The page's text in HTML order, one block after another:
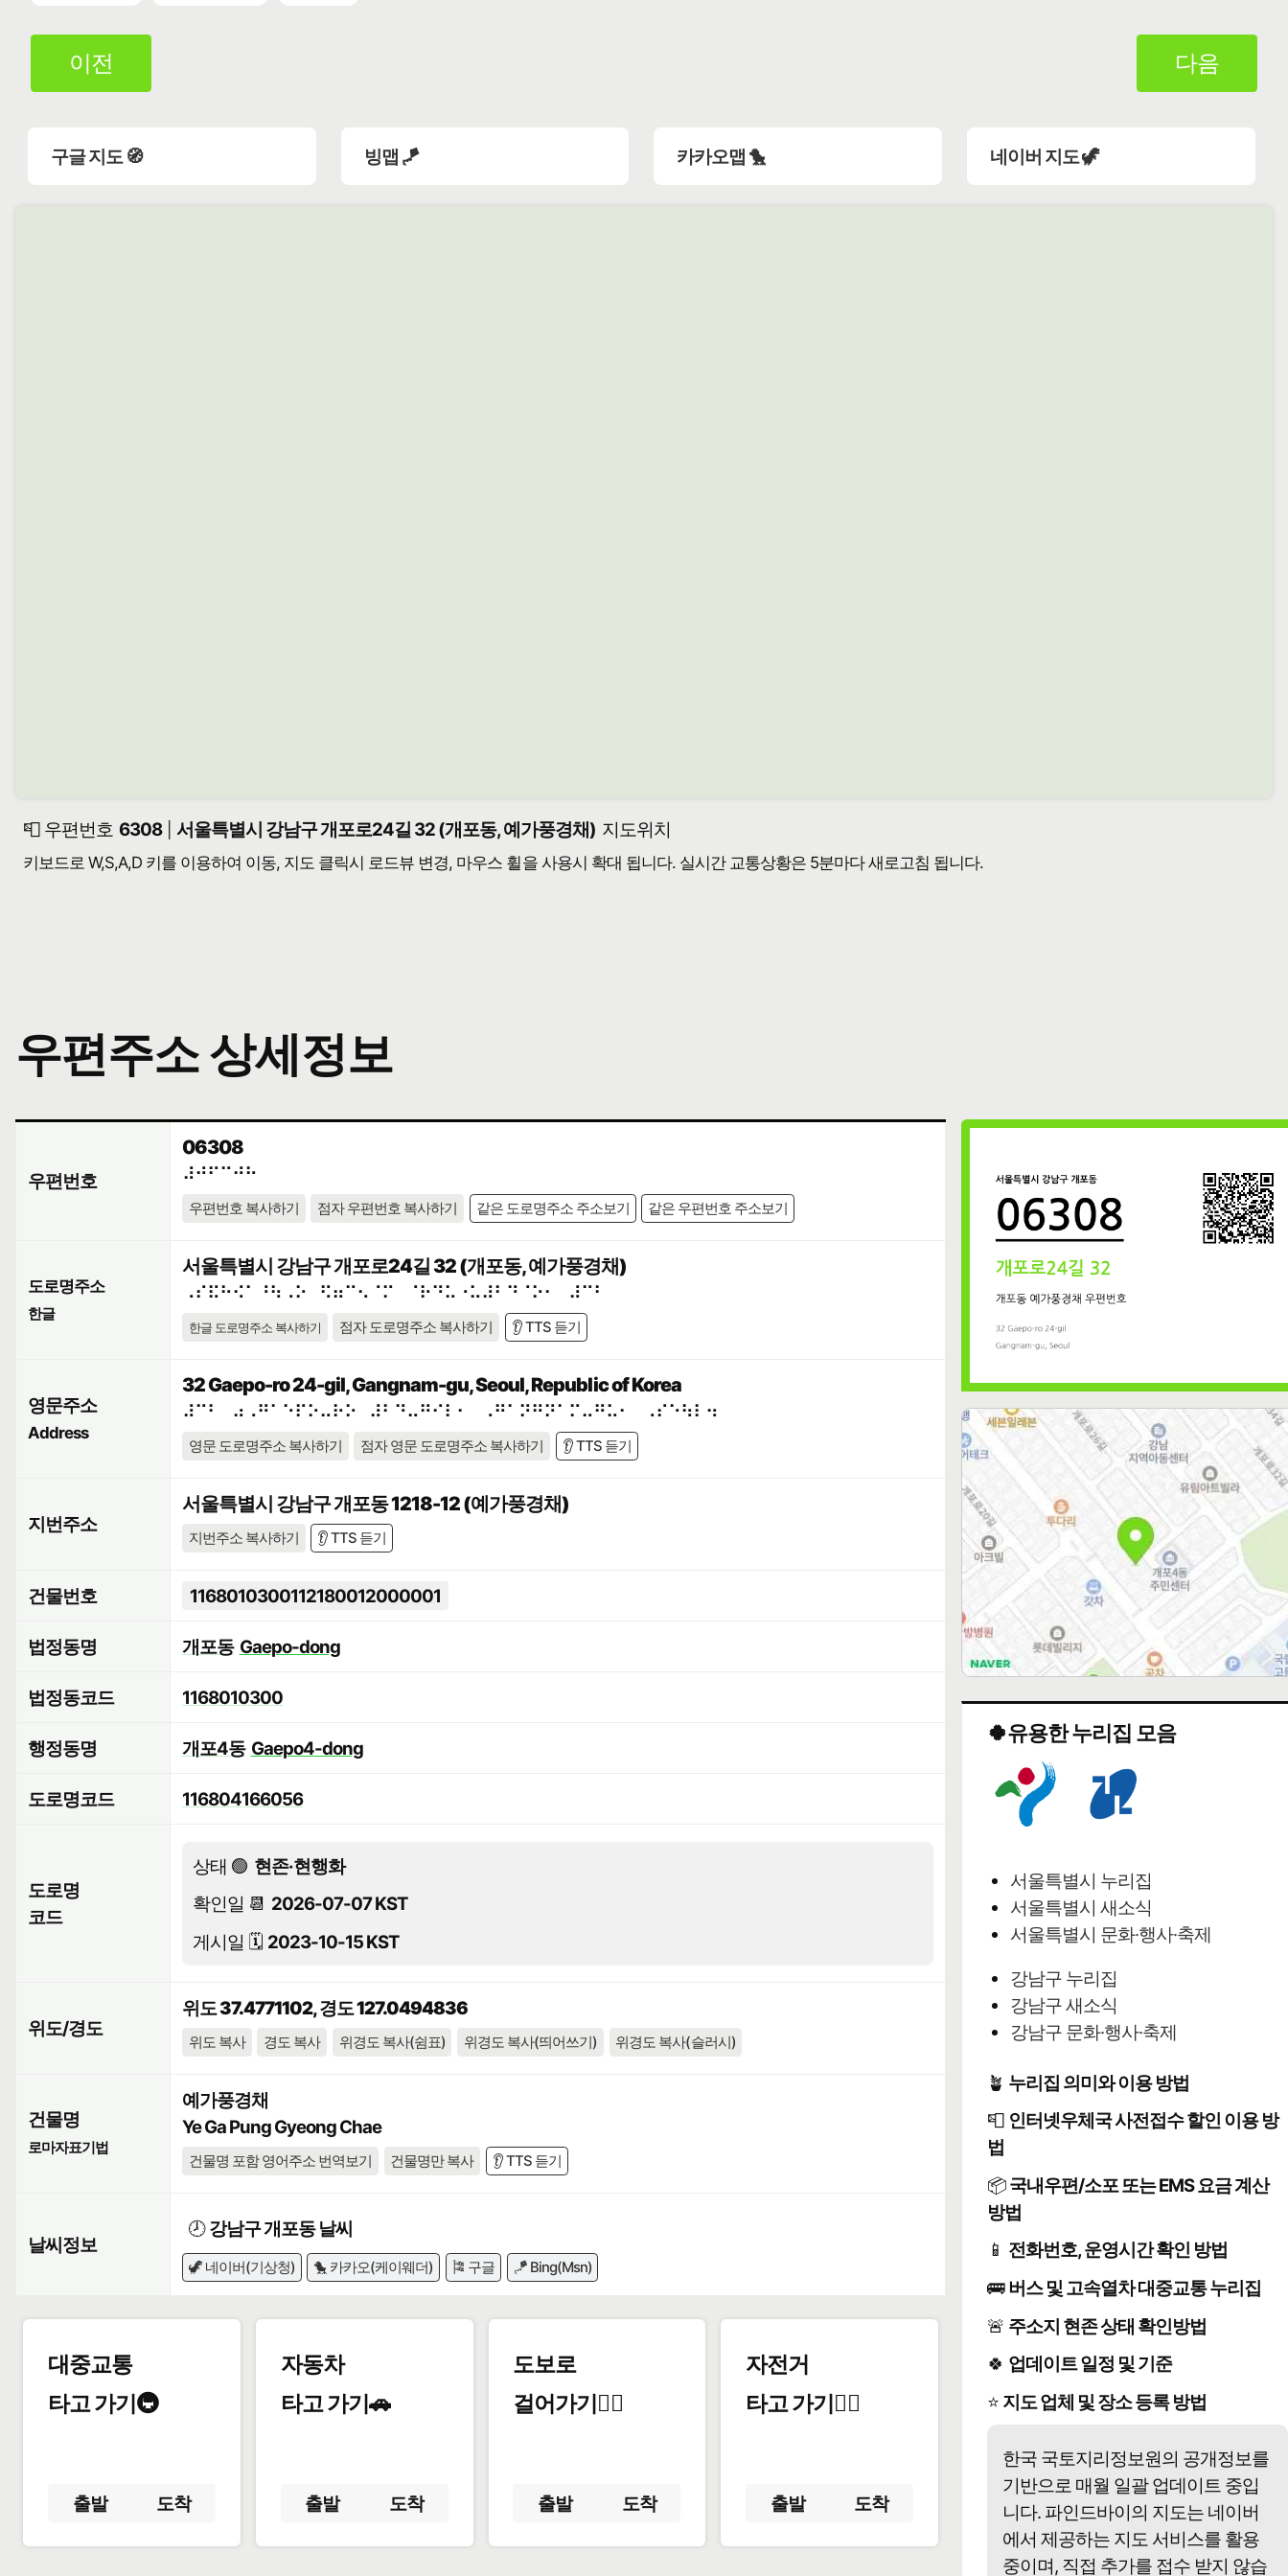
이전 다음
구글 지도 🧭 빙맵 🪁 카카오맵 🐤 네이버 지도 🦖
📮 우편번호 6308 서울특별시 강남구 개포로24길 32 (개포동, 예가풍경채) 지도위치
키보드로 W,S,A,D 키를 이용하여 이동, 지도 클릭시 로드뷰 변경, 마우스 휠을 사용시 확대 됩니다. 실시간 교통상황은 5분마다 새로고침 됩니다.
우편주소 상세정보
우편번호
06308
⠼⠚⠋⠉⠚⠓
우편번호 복사하기 점자 우편번호 복사하기 같은 도로명주소 주소보기 같은 우편번호 주소보기
도로명주소
한글
서울특별시 강남구 개포로24길 32 (개포동, 예가풍경채)
⠠⠎⠯⠓⠪⠁⠘⠳⠠⠕⠀⠫⠶⠉⠢⠈⠍⠀⠈⠗⠙⠥⠐⠥⠼⠃⠙⠈⠕⠂⠀⠼⠉⠃
한글 도로명주소 복사하기 점자 도로명주소 복사하기 👂 TTS 듣기
영문주소
Address
32 Gaepo-ro 24-gil, Gangnam-gu, Seoul, Republic of Korea
⠼⠉⠃⠀⠴⠠⠛⠁⠑⠏⠕⠤⠗⠕⠀⠼⠃⠙⠤⠛⠊⠇⠂⠀⠠⠛⠁⠝⠛⠝⠁⠍⠤⠛⠥⠂⠀⠠⠎⠑⠳⠇⠲
영문 도로명주소 복사하기 점자 영문 도로명주소 복사하기 👂 TTS 듣기
지번주소
서울특별시 강남구 개포동 1218-12 (예가풍경채)
지번주소 복사하기 👂 TTS 듣기
건물번호 1168010300112180012000001
법정동명 개포동 Gaepo-dong
법정동코드 1168010300
행정동명 개포4동 Gaepo4-dong
도로명코드 116804166056
도로명
코드
상태 🟢 현존·현행화
확인일 📆 2026-07-07 KST
게시일 🗓️ 2023-10-15 KST
위도/경도
위도 37.4771102, 경도 127.0494836
위도 복사 경도 복사 위경도 복사(쉼표) 위경도 복사(띄어쓰기) 위경도 복사(슬러시)
건물명
로마자표기법
예가풍경채
Ye Ga Pung Gyeong Chae
건물명 포함 영어주소 번역보기 건물명만 복사 👂 TTS 듣기
날씨정보
🕗강남구 개포동 날씨
🦖 네이버(기상청) 🐤 카카오(케이웨더) 🎏 구글 🪁 Bing(Msn)
대중교통
타고 가기🚇
출발 도착
자동차
타고 가기🚗
출발 도착
도보로
걸어가기🚶‍♂️
출발 도착
자전거
타고 가기🚴‍♀️
출발 도착
🍀유용한 누리집 모음
서울특별시 누리집
서울특별시 새소식
서울특별시 문화·행사·축제
강남구 누리집
강남구 새소식
강남구 문화·행사·축제
🪴 누리집 의미와 이용 방법
📮 인터넷우체국 사전접수 할인 이용 방
법
📦국내우편/소포 또는 EMS 요금 계산
방법
📱 전화번호, 운영시간 확인 방법
🚌버스 및 고속열차 대중교통 누리집
🚨 주소지 현존 상태 확인방법
🍀 업데이트 일정 및 기준
⭐ 지도 업체 및 장소 등록 방법
한국 국토지리정보원의 공개정보를
기반으로 매월 일괄 업데이트 중입
니다. 파인드바이의 지도는 네이버
에서 제공하는 지도 서비스를 활용
중이며, 직접 추가를 접수 받지 않습